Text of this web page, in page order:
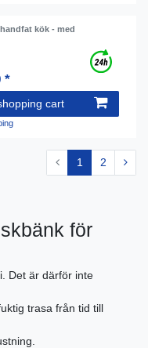
kök - med
*
cart
1 2
för
Det är därför inte
trasa från tid till